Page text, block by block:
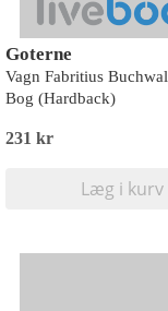
Goterne
Vagn Fabritius
Bog (Hardback)
231 kr
Læg i kurv